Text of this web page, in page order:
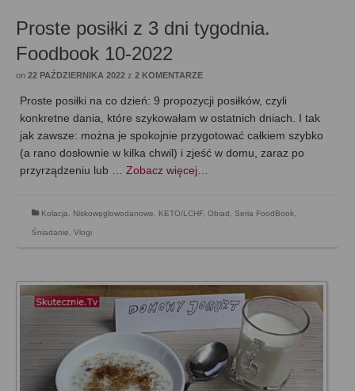
Proste posiłki z 3 dni tygodnia.
Foodbook 10-2022
on 22 PAŹDZIERNIKA 2022 z 2 KOMENTARZE
Proste posiłki na co dzień: 9 propozycji posiłków, czyli
konkretne dania, które szykowałam w ostatnich dniach. I tak
jak zawsze: można je spokojnie przygotować całkiem szybko
(a rano dosłownie w kilka chwil) i zjeść w domu, zaraz po
przyrządzeniu lub … Zobacz więcej…
Kolacja, Niskowęglowodanowe, KETO/LCHF, Obiad, Seria FoodBook,
Śniadanie, Vlogi